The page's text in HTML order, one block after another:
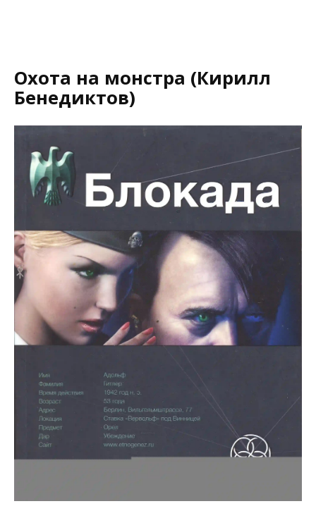
Охота на монстра (Кирилл
Бенедиктов)